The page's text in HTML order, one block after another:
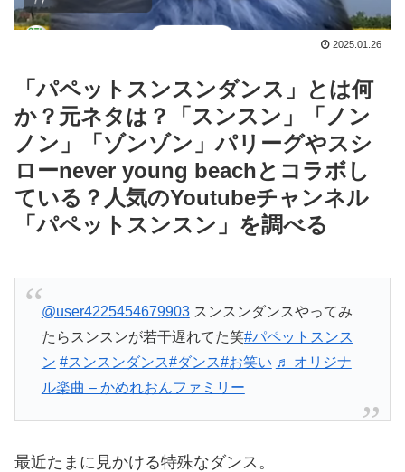
2025.01.26
「パペットスンスンダンス」とは何
か？元ネタは？「スンスン」「ノン
ノン」「ゾンゾン」パリーグやスシ
ローnever young beachとコラボし
ている？人気のYoutubeチャンネル
「パペットスンスン」を調べる
@user4225454679903スンスンダンスやってみ
たらスンスンが若干遅れてた笑#パペットスンス
ン #スンスンダンス#ダンス#お笑い ♬ オリジナ
ル楽曲 – かめれおんファミリー
最近たまに見かける特殊なダンス。